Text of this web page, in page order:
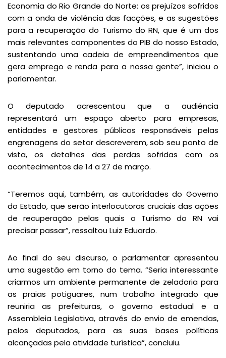
Economia do Rio Grande do Norte: os prejuízos sofridos
com a onda de violência das facções, e as sugestões
para a recuperação do Turismo do RN, que é um dos
mais relevantes componentes do PIB do nosso Estado,
sustentando uma cadeia de empreendimentos que
gera emprego e renda para a nossa gente”, iniciou o
parlamentar.
O deputado acrescentou que a audiência
representará um espaço aberto para empresas,
entidades e gestores públicos responsáveis pelas
engrenagens do setor descreverem, sob seu ponto de
vista, os detalhes das perdas sofridas com os
acontecimentos de 14 a 27 de março.
“Teremos aqui, também, as autoridades do Governo
do Estado, que serão interlocutoras cruciais das ações
de recuperação pelas quais o Turismo do RN vai
precisar passar”, ressaltou Luiz Eduardo.
Ao final do seu discurso, o parlamentar apresentou
uma sugestão em torno do tema. “Seria interessante
criarmos um ambiente permanente de zeladoria para
as praias potiguares, num trabalho integrado que
reuniria as prefeituras, o governo estadual e a
Assembleia Legislativa, através do envio de emendas,
pelos deputados, para as suas bases políticas
alcançadas pela atividade turística”, concluiu.